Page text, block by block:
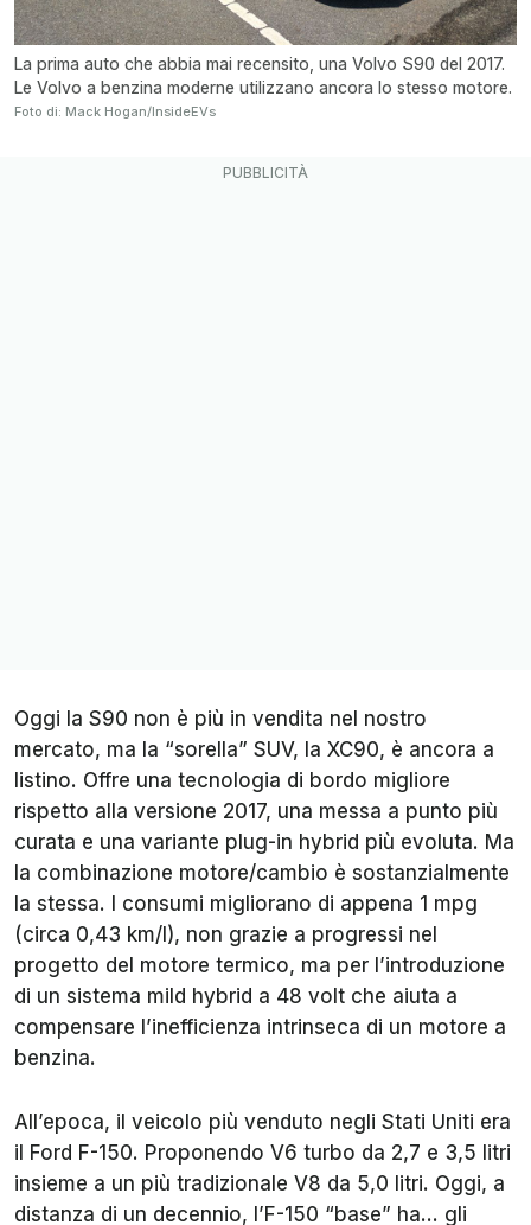
La prima auto che abbia mai recensito, una Volvo S90 del 2017.
Le Volvo a benzina moderne utilizzano ancora lo stesso motore.
Foto di: Mack Hogan/InsideEVs
Oggi la S90 non è più in vendita nel nostro
mercato, ma la “sorella” SUV, la XC90, è ancora a
listino. Offre una tecnologia di bordo migliore
rispetto alla versione 2017, una messa a punto più
curata e una variante plug-in hybrid più evoluta. Ma
la combinazione motore/cambio è sostanzialmente
la stessa. I consumi migliorano di appena 1 mpg
(circa 0,43 km/l), non grazie a progressi nel
progetto del motore termico, ma per l’introduzione
di un sistema mild hybrid a 48 volt che aiuta a
compensare l’inefficienza intrinseca di un motore a
benzina.
All’epoca, il veicolo più venduto negli Stati Uniti era
il Ford F-150. Proponendo V6 turbo da 2,7 e 3,5 litri
insieme a un più tradizionale V8 da 5,0 litri. Oggi, a
distanza di un decennio, l’F-150 “base” ha... gli